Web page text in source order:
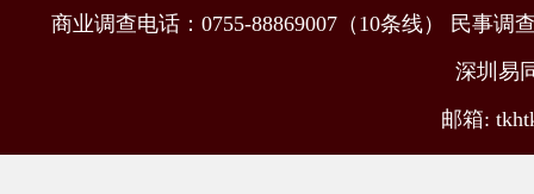
商业调查电话：0755-88869007（10条线） 民事调
深圳易
邮箱: